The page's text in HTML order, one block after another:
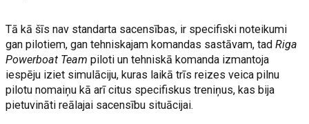
Tā kā šīs nav standarta sacensības, ir specifiski noteikumi
gan pilotiem, gan tehniskajam komandas sastāvam, tadRiga
Powerboat Teampiloti un tehniskā komanda izmantoja
iespēju iziet simulāciju, kuras laikā trīs reizes veica pilnu
pilotu nomaiņu kā arī citus specifiskus treniņus, kas bija
pietuvināti reālajai sacensību situācijai.